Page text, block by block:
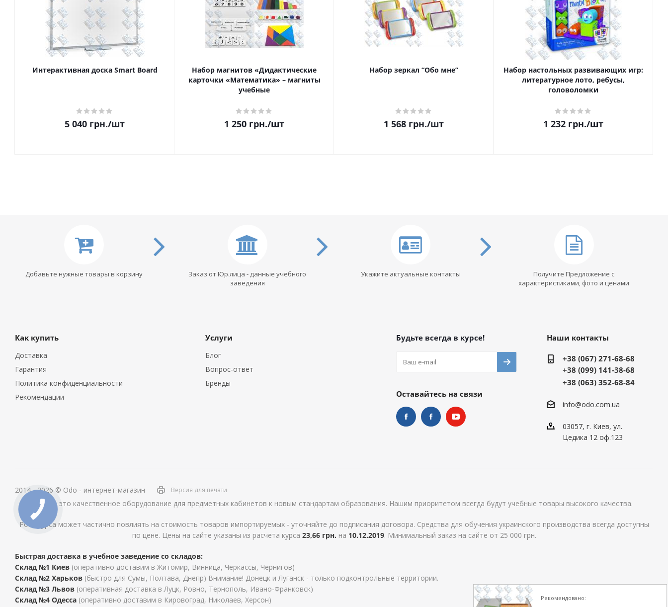
Интерактивная доска Smart Board
5 040 грн./шт
Набор магнитов «Дидактические
карточки «Математика» – магниты
учебные
1 250 грн./шт
Набор зеркал “Обо мне”
1 568 грн./шт
Набор настольных развивающих игр:
литературное лото, ребусы,
головоломки
1 232 грн./шт
Добавьте нужные товары в корзину
Заказ от Юр.лица - данные учебного
заведения
Укажите актуальные контакты
Получите Предложение с
характеристиками, фото и ценами
Как купить
Доставка
Гарантия
Политика конфиденциальности
Рекомендации
Услуги
Блог
Вопрос-ответ
Бренды
Будьте всегда в курсе!
Оставайтесь на связи
Наши контакты
+38 (067) 271-68-68
+38 (099) 141-38-68
+38 (063) 352-68-84
info@odo.com.ua
03057, г. Киев, ул.
Цедика 12 оф.123
2014 - 2026 © Odo - интернет-магазин Версия для печати
ОДО – это качественное оборудование для предметных кабинетов к новым стандартам образования. Нашим приоритетом всегда будут учебные товары высокого качества.
Рост курса может частично повлиять на стоимость товаров импортируемых - уточняйте до подписания договора. Средства для обучения украинского производства всегда доступны
по цене. Цены на сайте указаны из расчета курса 23,66 грн. на 10.12.2019. Минимальный заказ на сайте от 25 000 грн.
Быстрая доставка в учебное заведение со складов:
Склад №1 Киев (оперативно доставим в Житомир, Винница, Черкассы, Чернигов)
Склад №2 Харьков (быстро для Сумы, Полтава, Днепр) Внимание! Донецк и Луганск - только подконтрольные территории.
Склад №3 Львов (оперативная доставка в Луцк, Ровно, Тернополь, Ивано-Франковск)
Склад №4 Одесса (оперативно доставим в Кировоград, Николаев, Херсон)
Рекомендовано: